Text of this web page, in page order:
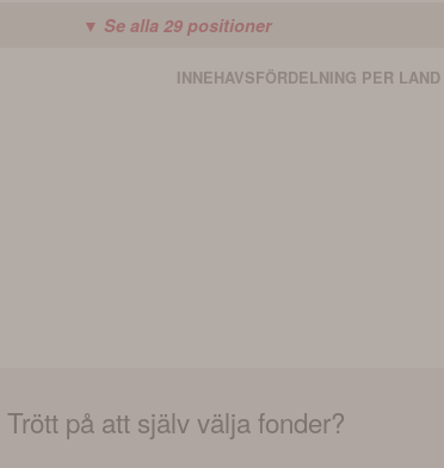
▼ Se alla 29positioner
INNEHAVSFÖRDELNING PER LAND
Trött på att själv välja fonder?